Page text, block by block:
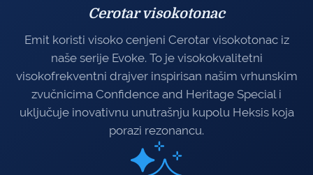
Cerotar visokotonac
Emit koristi visoko cenjeni Cerotar visokotonac iz
naše serije Evoke. To je visokokvalitetni
visokofrekventni drajver inspirisan našim vrhunskim
zvučnicima Confidence and Heritage Special i
uključuje inovativnu unutrašnju kupolu Heksis koja
porazi rezonancu.